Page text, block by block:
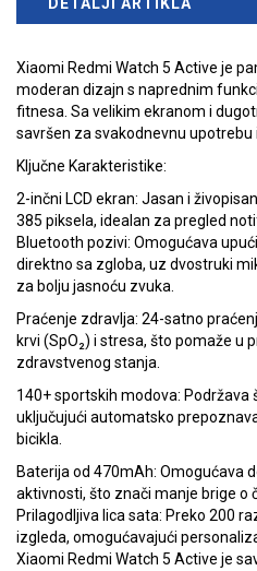
Xiaomi Redmi Watch 5 Active je
moderan dizajn s naprednim
fitnesa. Sa velikim ekranom i
savršen za svakodnevnu upotrebu
Ključne Karakteristike:
2-inčni LCD ekran: Jasan i
385 piksela, idealan za pregled
Bluetooth pozivi: Omogućava
direktno sa zgloba, uz dvostruki
za bolju jasnoću zvuka.
Praćenje zdravlja: 24-satno
krvi (SpO₂) i stresa, što pomaže u
zdravstvenog stanja.
140+ sportskih modova: Podržava
uključujući automatsko
bicikla.
Baterija od 470mAh: Omogućava
aktivnosti, što znači manje brige o
Prilagodljiva lica sata: Preko 200
izgleda, omogućavajući
Xiaomi Redmi Watch 5 Active je